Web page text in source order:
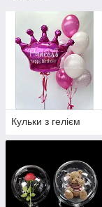
Кульки з гелієм